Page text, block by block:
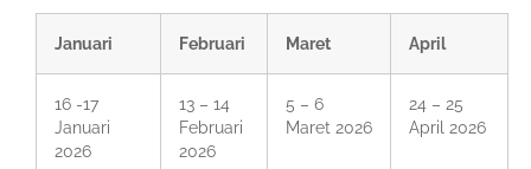
Januari Februari Maret April
16 -17
Januari
2026
13 – 14
Februari
2026
5 – 6
Maret 2026
24 – 25
April 2026